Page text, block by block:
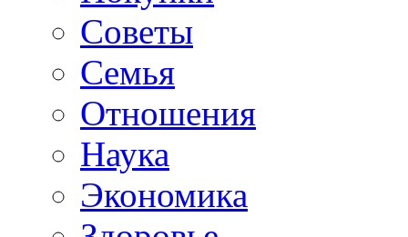
Советы
Семья
Отношения
Наука
Экономика